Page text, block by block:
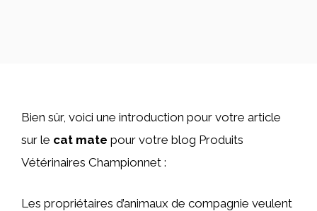
Bien sûr, voici une introduction pour votre article
sur le cat mate pour votre blog Produits
Vétérinaires Championnet :
Les propriétaires d’animaux de compagnie veulent